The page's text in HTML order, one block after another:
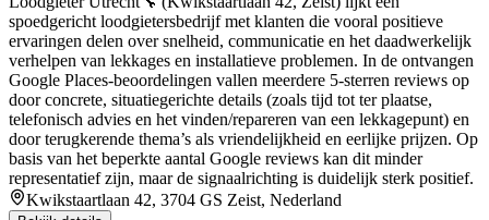
spoedgericht loodgietersbedrijf met klanten die vooral positieve
ervaringen delen over snelheid, communicatie en het daadwerkelijk
verhelpen van lekkages en installatieve problemen. In de ontvangen
Google Places-beoordelingen vallen meerdere 5-sterren reviews op
door concrete, situatiegerichte details (zoals tijd tot ter plaatse,
telefonisch advies en het vinden/repareren van een lekkagepunt) en
door terugkerende thema’s als vriendelijkheid en eerlijke prijzen. Op
basis van het beperkte aantal Google reviews kan dit minder
representatief zijn, maar de signaalrichting is duidelijk sterk positief.
Kwikstaartlaan 42, 3704 GS Zeist, Nederland